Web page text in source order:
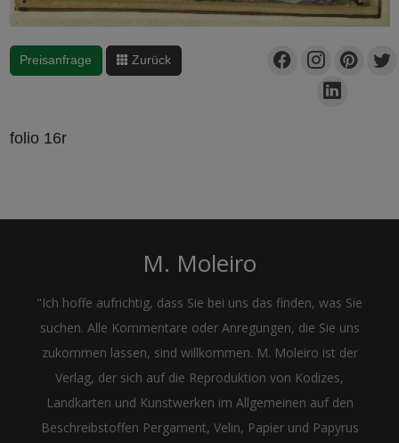
Preisanfrage Zurück
folio 16r
M. Moleiro
"Ich hoffe aufrichtig, dass Sie bei uns das finden, was Sie
suchen. Alle Kommentare oder Anregungen, die Sie uns
zukommen lassen, sind willkommen. M. Moleiro ist der
Verlag, der sich auf die Reproduktion von Kodizes,
Landkarten und Kunstwerken im Allgemeinen auf den
Beschreibstoffen Pergament, Velin, Papier und Papyrus